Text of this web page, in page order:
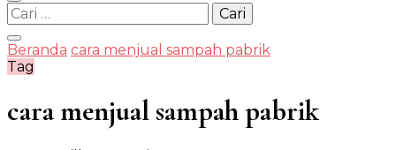
Cari
untuk:
Beranda cara menjual sampah pabrik
Tag
cara menjual sampah pabrik